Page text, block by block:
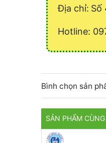
Địa chỉ: Số
Hotline:
Bình chọn sản
SẢN PHẨM